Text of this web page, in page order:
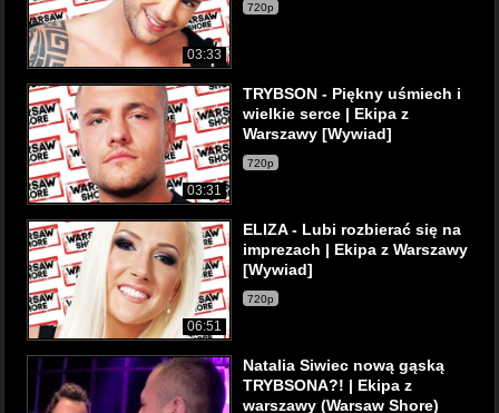
03:33
720p
03:31
TRYBSON - Piękny uśmiech i
wielkie serce | Ekipa z
Warszawy [Wywiad]
720p
06:51
ELIZA - Lubi rozbierać się na
imprezach | Ekipa z Warszawy
[Wywiad]
720p
Natalia Siwiec nową gąską
TRYBSONA?! | Ekipa z
warszawy (Warsaw Shore)